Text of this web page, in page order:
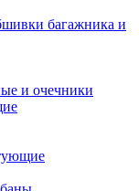
багажника и
и очечники